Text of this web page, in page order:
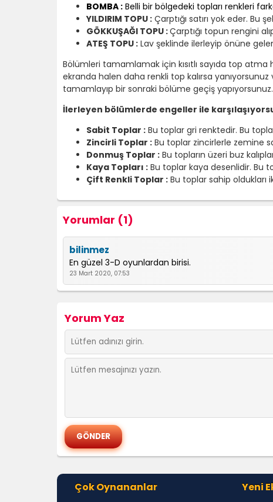
BOMBA : Belli bir bölgedeki topları renkleri
YILDIRIM TOPU : Çarptığı satırı yok eder.
GÖKKUŞAĞI TOPU :Çarptığı topun rengini
ATEŞ TOPU : Lav şeklinde ilerleyip önüne
Bölümleri tamamlamak için kısıtlı sayıda top atma
ekranda halen daha renkli top kalırsa
tamamlayıp bir sonraki bölüme geçiş
İlerleyen bölümlerde engeller ile
Sabit Toplar : Bu toplar gri renktedir. Bu
Zincirli Toplar : Bu toplar zincirlerle zemine
Donmuş Toplar : Bu topların üzeri buz
Kaya Topları : Bu toplar kaya desenlidir. Bu
Çift Renkli Toplar : Bu toplar sahip
Yorumlar (1)
bilinmez
En güzel 3-D oyunlardan birisi.
23 Mart 2020, 07:53
Yorum Yaz
Çok Oynananlar Yeni